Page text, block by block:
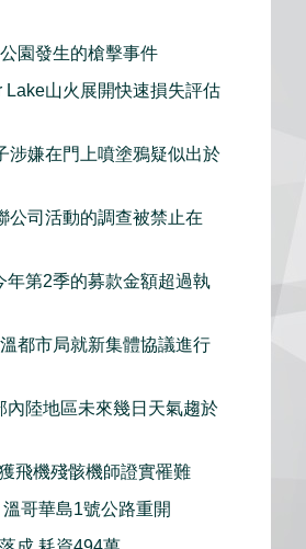
園發生的槍擊事件
山火展開快速損失評估
涉嫌在門上噴塗鴉疑似出於
公司活動的調查被禁止在
年第2季的募款金額超過執
都市局就新集體協議進行
內陸地區未來幾日天氣趨於
飛機殘骸機師證實罹難
哥華島1號公路重開